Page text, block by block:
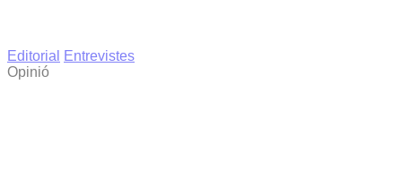
Editorial
Entrevistes
Opinió